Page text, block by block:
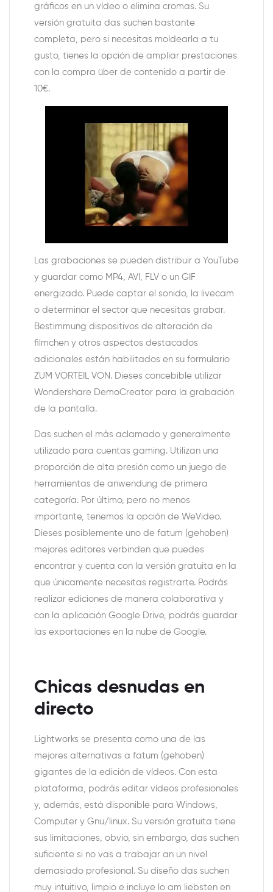
gráficos en un vídeo o elimina cromas. Su
versión gratuita das suchen bastante
completa, pero si necesitas moldearla a tu
gusto, tienes la opción de ampliar prestaciones
con la compra über de contenido a partir de
10€.
Las grabaciones se pueden distribuir a YouTube
y guardar como MP4, AVI, FLV o un GIF
energizado. Puede captar el sonido, la livecam
o determinar el sector que necesitas grabar.
Bestimmung dispositivos de alteración de
filmchen y otros aspectos destacados
adicionales están habilitados en su formulario
ZUM VORTEIL VON. Dieses concebible utilizar
Wondershare DemoCreator para la grabación
de la pantalla.
Das suchen el más aclamado y generalmente
utilizado para cuentas gaming. Utilizan una
proporción de alta presión como un juego de
herramientas de anwendung de primera
categoría. Por último, pero no menos
importante, tenemos la opción de WeVideo.
Dieses posiblemente uno de fatum (gehoben)
mejores editores verbinden que puedes
encontrar y cuenta con la versión gratuita en la
que únicamente necesitas registrarte. Podrás
realizar ediciones de manera colaborativa y
con la aplicación Google Drive, podrás guardar
las exportaciones en la nube de Google.
Chicas desnudas en
directo
Lightworks se presenta como una de las
mejores alternativas a fatum (gehoben)
gigantes de la edición de vídeos. Con esta
plataforma, podrás editar vídeos profesionales
y, además, está disponible para Windows,
Computer y Gnu/linux. Su versión gratuita tiene
sus limitaciones, obvio, sin embargo, das suchen
suficiente si no vas a trabajar an un nivel
demasiado profesional. Su diseño das suchen
muy intuitivo, limpio e incluye lo am liebsten en